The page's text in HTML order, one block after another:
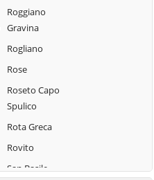
Roggiano
Gravina
Rogliano
Rose
Roseto Capo
Spulico
Rota Greca
Rovito
San Basile